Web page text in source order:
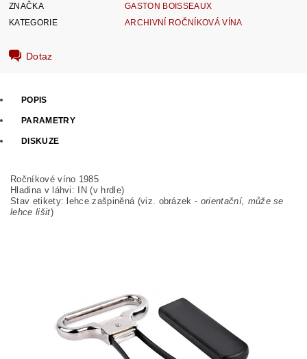
ZNAČKA
GASTON BOISSEAUX
KATEGORIE
ARCHIVNÍ ROČNÍKOVÁ VÍNA
Dotaz
POPIS
PARAMETRY
DISKUZE
Ročníkové víno 1985
Hladina v láhvi: IN (v hrdle)
Stav etikety: lehce zašpiněná (viz. obrázek - orientační, může se
lehce lišit)